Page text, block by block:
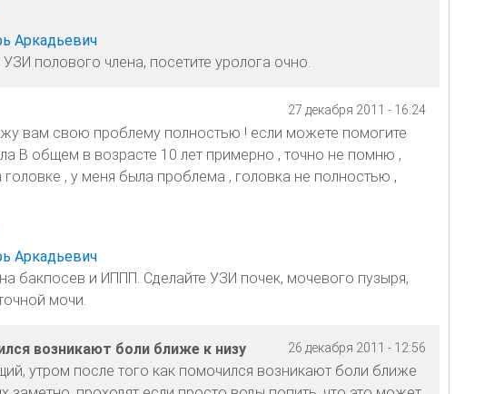
Аркадьевич
УЗИ полового члена, посетите уролога очно.
27 декабря 2011 - 16:24
вам свою проблему полностью ! если можете помогите
В общем в возрасте 10 лет примерно , точно не помню ,
, у меня была проблема , головка не полностью ,
Аркадьевич
бакпосев и ИППП. Сделайте УЗИ почек, мочевого пузыря,
мочи.
26 декабря 2011 - 12:56
возникают боли ближе к низу
утром после того как помочился возникают боли ближе